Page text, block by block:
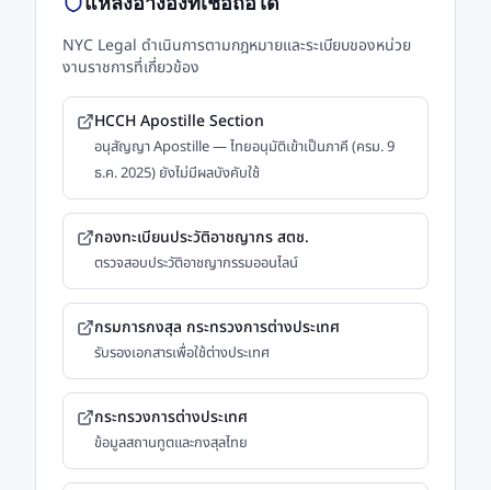
NYC Legal ดำเนินการตามกฎหมายและระเบียบของหน่วย
งานราชการที่เกี่ยวข้อง
HCCH Apostille Section
อนุสัญญา Apostille — ไทยอนุมัติเข้าเป็นภาคี (ครม. 9
ธ.ค. 2025) ยังไม่มีผลบังคับใช้
กองทะเบียนประวัติอาชญากร สตช.
ตรวจสอบประวัติอาชญากรรมออนไลน์
กรมการกงสุล กระทรวงการต่างประเทศ
รับรองเอกสารเพื่อใช้ต่างประเทศ
กระทรวงการต่างประเทศ
ข้อมูลสถานทูตและกงสุลไทย